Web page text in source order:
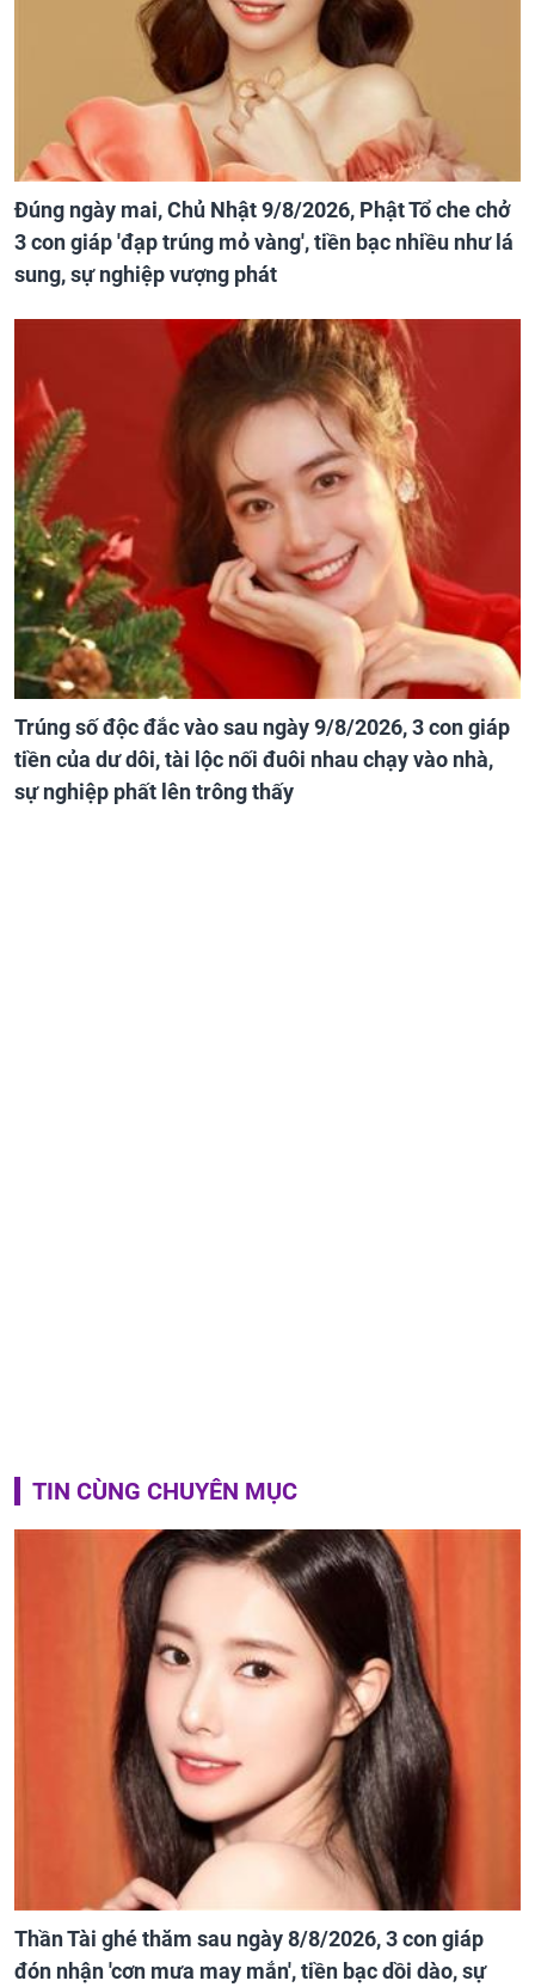
Đúng ngày mai, Chủ Nhật 9/8/2026, Phật Tổ che chở
3 con giáp 'đạp trúng mỏ vàng', tiền bạc nhiều như lá
sung, sự nghiệp vượng phát
Trúng số độc đắc vào sau ngày 9/8/2026, 3 con giáp
tiền của dư dôi, tài lộc nối đuôi nhau chạy vào nhà,
sự nghiệp phất lên trông thấy
TIN CÙNG CHUYÊN MỤC
Thần Tài ghé thăm sau ngày 8/8/2026, 3 con giáp
đón nhận 'cơn mưa may mắn', tiền bạc dồi dào, sự